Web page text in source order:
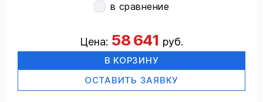
в сравнение
Цена: 58 641 руб.
В КОРЗИНУ
ОСТАВИТЬ ЗАЯВКУ